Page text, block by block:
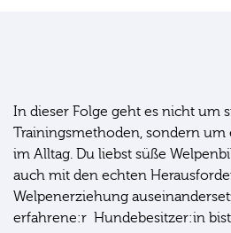
In dieser Folge geht es nicht um
Trainingsmethoden, sondern
im Alltag. Du liebst süße
auch mit den echten
Welpenerziehung
erfahrene:r Hundebesitzer:in